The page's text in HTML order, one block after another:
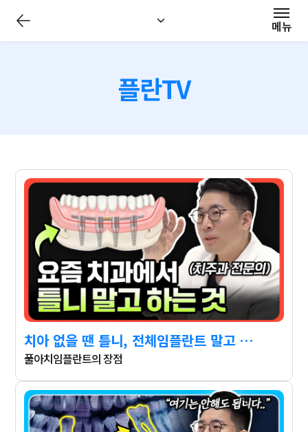
메뉴
뉴
플란TV
치아 없을 땐 틀니, 전체임플란트 말고 이걸 많이 합니다.
풀아치임플란트의 장점